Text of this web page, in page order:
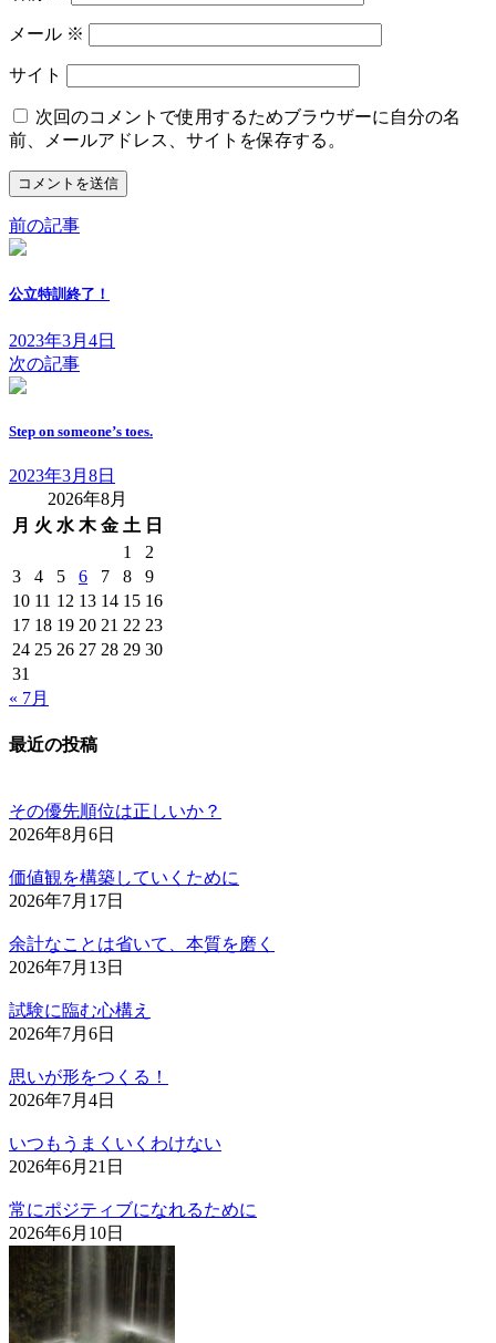
メール ※
サイト
次回のコメントで使用するためブラウザーに自分の名
前、メールアドレス、サイトを保存する。
前の記事
公立特訓終了！
2023年3月4日
次の記事
Step on someone’s toes.
2023年3月8日
2026年8月
月 火 水 木 金 土 日
1
2
3
4 5 6 7 8
9
10 11 12 13 14 15 16
17 18 19 20 21 22 23
24 25 26 27 28 29 30
31
« 7月
最近の投稿
その優先順位は正しいか？
2026年8月6日
価値観を構築していくために
2026年7月17日
余計なことは省いて、本質を磨く
2026年7月13日
試験に臨む心構え
2026年7月6日
思いが形をつくる！
2026年7月4日
いつもうまくいくわけない
2026年6月21日
常にポジティブになれるために
2026年6月10日